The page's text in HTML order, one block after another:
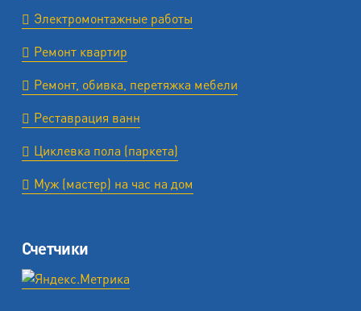
Электромонтажные работы
Ремонт квартир
Ремонт, обивка, перетяжка мебели
Реставрация ванн
Циклевка пола (паркета)
Муж (мастер) на час на дом
Счетчики